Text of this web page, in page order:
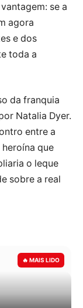
se a
agora
e dos
toda a
da franquia
Natalia Dyer.
entre a
que
o leque
sobre a real